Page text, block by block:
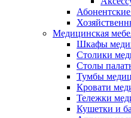
Медицинская
Шкафы
Столики
Столы
Тумбы
Кровати
Тележки
Кушетки и